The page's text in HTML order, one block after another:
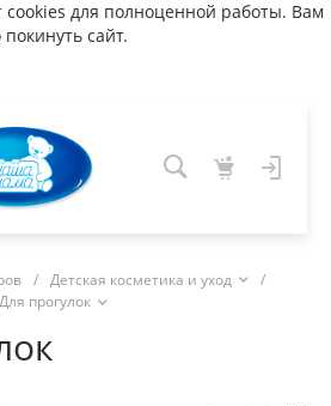
cookies для полноценной работы. Вам
сайт.
/ Детская косметика и уход
/
Для прогулок